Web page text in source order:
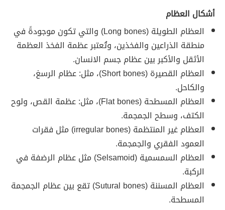
أشكال العظام
العظام الطويلة (Long bones) والتي تكون موجودةً في
منطقة الذراعين والفخذين، وتُعتبر عظمة الفخذ العظمة
الأثقل والأكبر بين عظام جسم الانسان.
العظام القصيرة (Short bones)، مثل: عظام الرسغ،
والكاحل.
العظام المسطحة (Flat bones)، مثل: عظمة القص، ولوح
الكتف، وسطح الجمجمة.
العظام غير المنتظمة (irregular bones) مثل فقرات
العمود الفقري والجمجمة.
العظام السمسمية (Selsamoid) مثل عظام الرضفة في
الركبة.
العظام المسننة (Sutural bones) تقع بين عظام الجمجمة
المسطحة.